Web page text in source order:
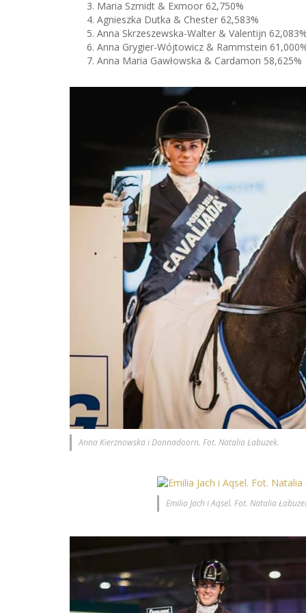
Maria Szmidt & Exmoor 62,750%
Agnieszka Dutka & Chester 62,583%
Anna Skrzeszewska-Walter & Valentijn
Anna Grygier-Wójtowicz & Rammstein
Anna Maria Gawłowska & Cardamon 58,625%
Anna Kierznowska i Donnadoorn. Fot. Natalia Łabuzek.
Emilia Jach i Aqsel. Fot. Natalia